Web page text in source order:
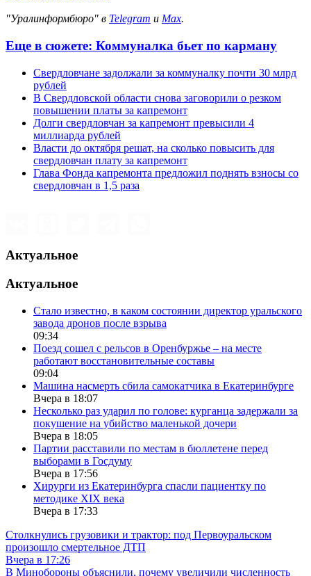
"Уралинформбюро" в Telegram и Max.
Еще в сюжете: Коммуналка бьет по карману
Свердловчане задолжали за коммуналку почти 30 млрд
рублей
В Свердловской области снова заговорили о резком
повышении платы за капремонт
Долги свердловчан за капремонт превысили 4
миллиарда рублей
Власти до октября решат, на сколько повысить для
свердловчан плату за капремонт
Глава Фонда капремонта предложил поднять взносы со
свердловчан в 1,5 раза
Актуальное
Актуальное
Стало известно, в каком состоянии директор уральского
завода дронов после взрыва
09:34
Поезд сошел с рельсов в Оренбуржье – на месте
работают восстановительные составы
09:04
Машина насмерть сбила самокатчика в Екатеринбурге
Вчера в 18:07
Несколько раз ударил по голове: курганца задержали за
покушение на убийство маленькой дочери
Вчера в 18:05
Партии расставили по местам в бюллетене перед
выборами в Госдуму
Вчера в 17:56
Хирурги из Екатеринбурга спасли пациентку по
методике XIX века
Вчера в 17:33
Столкнулись грузовики и трактор: под Первоуральском
произошло смертельное ДТП
Вчера в 17:26
В Минобороны объяснили, почему увеличили численность